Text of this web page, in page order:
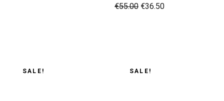
€55.00
Oorspronkelijke
€36.50
Huidige
SALE! SALE!